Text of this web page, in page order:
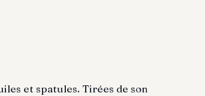
et spatules. Tirées de son